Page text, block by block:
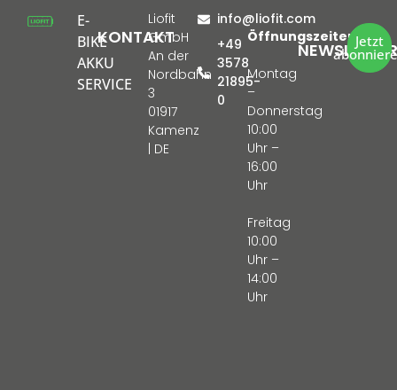
E-
BIKE
AKKU
SERVICE
KONTAKT
Liofit
GmbH
An der
Nordbahn
3
01917
Kamenz
| DE
info@liofit.com
+49
3578
21895-
0
Öffnungszeiten:
Montag
–
Donnerstag
10:00
Uhr –
16:00
Uhr
Freitag
10:00
Uhr –
14:00
Uhr
NEWSLETTER
Jetzt